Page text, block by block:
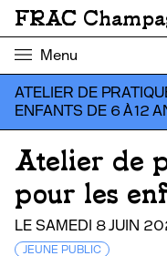
FRAC
Menu
ATELIER DE
ENFANTS DE 6 À 12
Atelier de
pour les
LE SAMEDI 8 JUIN
JEUNE PUBLIC